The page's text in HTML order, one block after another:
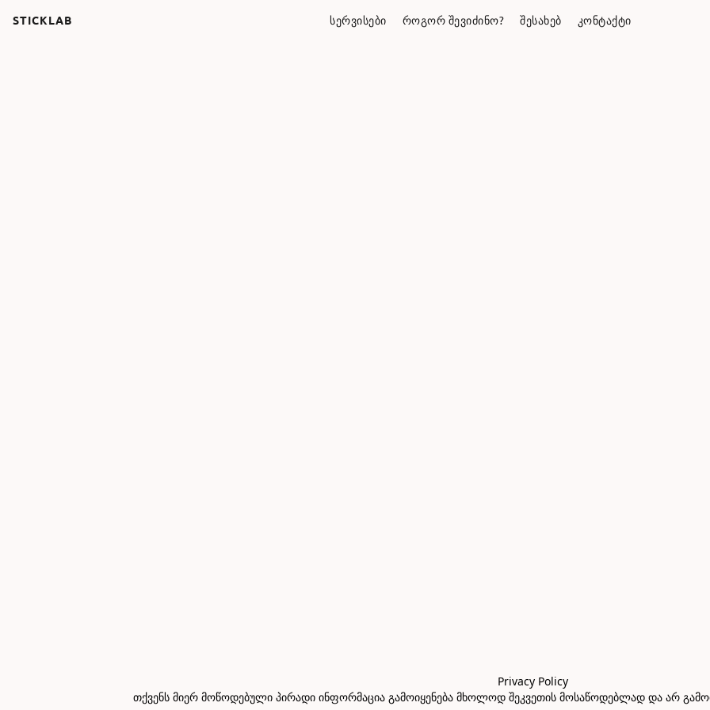
STICKLAB ᲡᲔᲠᲕᲘᲡᲔᲑᲘ ᲠᲝᲒᲝᲠ ᲨᲔᲕᲘᲫᲘᲜᲝ? ᲨᲔᲡᲐᲮᲔᲑ ᲙᲝᲜᲢᲐᲥᲢᲘ
Privacy Policy
თქვენს მიერ მოწოდებული პირადი ინფორმაცია გამოიყენება მხოლოდ შეკვეთის მოსაწოდებლად და არ